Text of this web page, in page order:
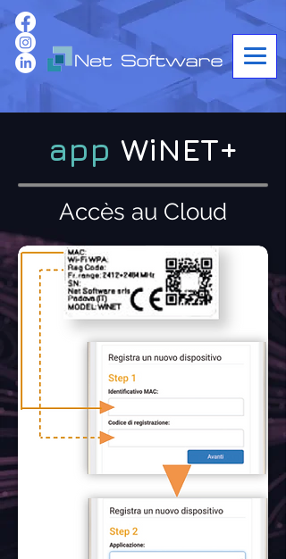
app WiNET+
Accès au Cloud​